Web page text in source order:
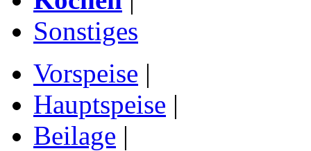
Sonstiges
Vorspeise |
Hauptspeise |
Beilage |